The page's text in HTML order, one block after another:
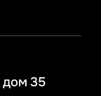
дом 35